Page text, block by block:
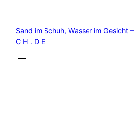
springen
Sand im Schuh, Wasser im Gesicht
C H . D E